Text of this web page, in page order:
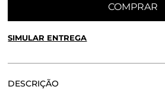
COMPRAR
SIMULAR ENTREGA
DESCRIÇÃO